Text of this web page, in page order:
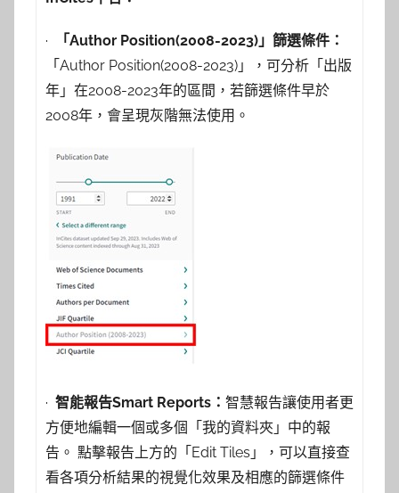
· 「Author Position(2008-2023)」篩選條件：
「Author Position(2008-2023)」，可分析「出版
年」在2008-2023年的區間，若篩選條件早於
2008年，會呈現灰階無法使用。
· 智能報告Smart Reports： 智慧報告讓使用者更
方便地編輯一個或多個「我的資料夾」中的報
告。 點擊報告上方的「Edit Tiles」，可以直接查
看各項分析結果的視覺化效果及相應的篩選條件